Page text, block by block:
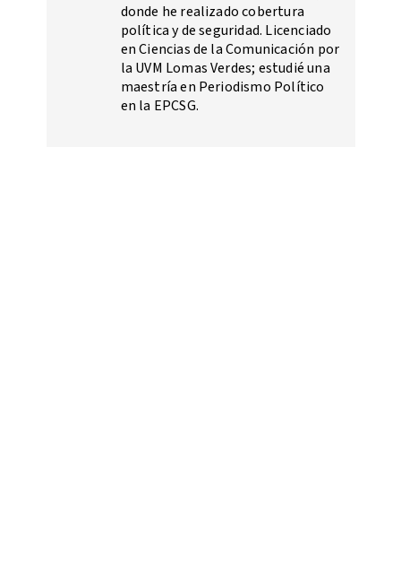
donde he realizado cobertura
política y de seguridad. Licenciado
en Ciencias de la Comunicación por
la UVM Lomas Verdes; estudié una
maestría en Periodismo Político
en la EPCSG.